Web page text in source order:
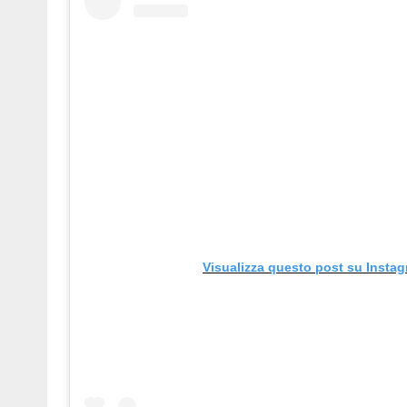
Visualizza questo post su